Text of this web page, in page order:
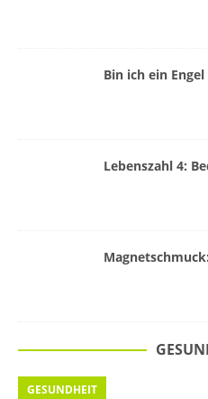
Bin ich ein
Lebenszahl 4:
GESUNDHEIT